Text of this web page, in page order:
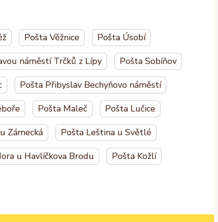
Pošta Věžnice Pošta Úsobí
náměstí Trčků z Lípy Pošta Sobíňov
Pošta Přibyslav Bechyňovo náměstí
Pošta Maleč Pošta Lučice
Zámecká Pošta Leština u Světlé
u Havlíčkova Brodu Pošta Kožlí